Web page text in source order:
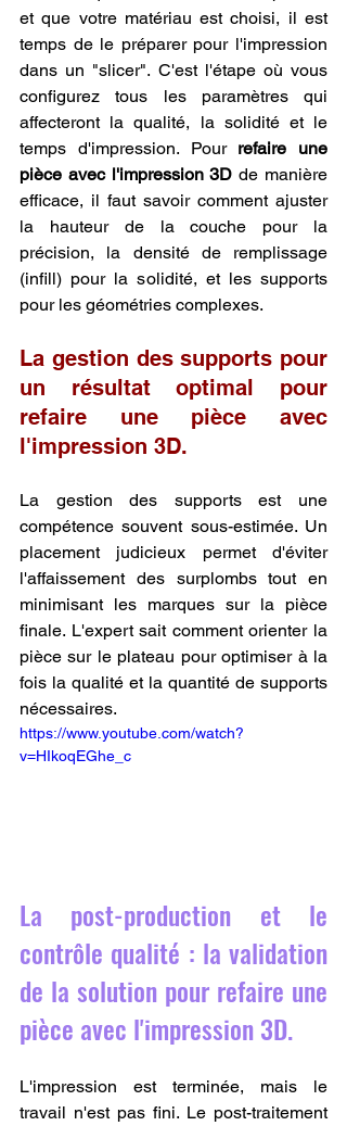
et que votre matériau est choisi, il est
temps de le préparer pour l'impression
dans un "slicer". C'est l'étape où vous
configurez tous les paramètres qui
affecteront la qualité, la solidité et le
temps d'impression. Pour refaire une
pièce avec l'impression 3D de manière
efficace, il faut savoir comment ajuster
la hauteur de la couche pour la
précision, la densité de remplissage
(infill) pour la solidité, et les supports
pour les géométries complexes.
La gestion des supports pour
un résultat optimal pour
refaire une pièce avec
l'impression 3D.
La gestion des supports est une
compétence souvent sous-estimée. Un
placement judicieux permet d'éviter
l'affaissement des surplombs tout en
minimisant les marques sur la pièce
finale. L'expert sait comment orienter la
pièce sur le plateau pour optimiser à la
fois la qualité et la quantité de supports
nécessaires.
https://www.youtube.com/watch?
v=HIkoqEGhe_c
La post-production et le
contrôle qualité : la validation
de la solution pour refaire une
pièce avec l'impression 3D.
L'impression est terminée, mais le
travail n'est pas fini. Le post-traitement